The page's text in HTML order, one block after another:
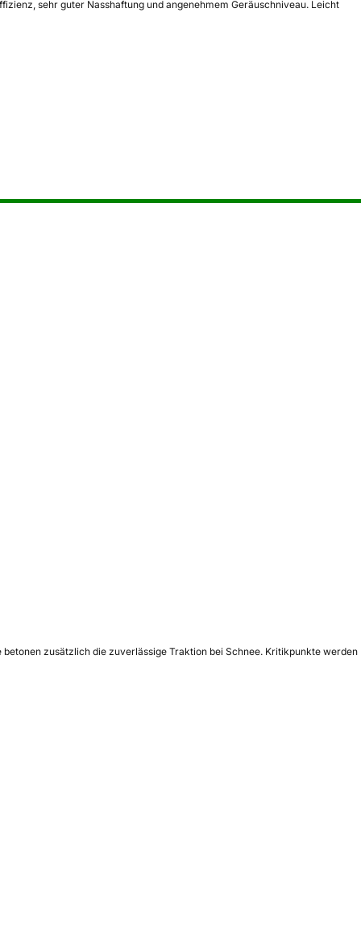
sehr guter Nasshaftung und angenehmem Geräuschniveau. Leicht
zusätzlich die zuverlässige Traktion bei Schnee. Kritikpunkte werden